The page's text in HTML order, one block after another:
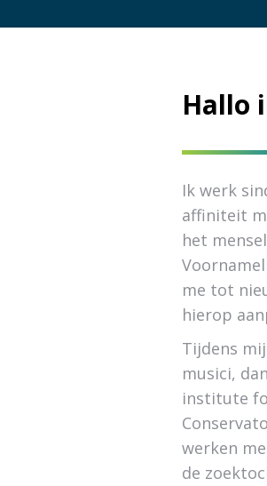
Hallo
Ik werk
affiniteit
het
me tot
hierop
Tijdens
musici,
institute
werken
de